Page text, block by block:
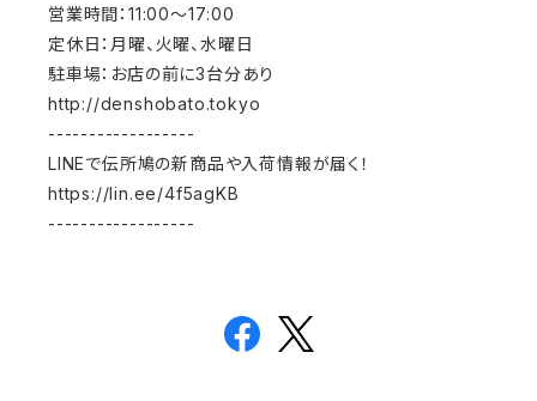
営業時間：11:00〜17:00
定休日：月曜、火曜、水曜日
駐車場：お店の前に3台分あり
http://denshobato.tokyo
------------------
LINEで伝所鳩の新商品や入荷情報が届く！
https://lin.ee/4f5agKB
------------------